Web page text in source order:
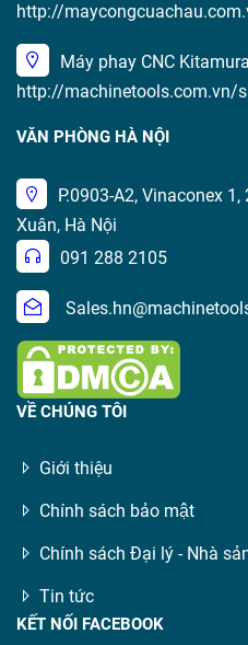
http://
Máy phay CNC
http://machinetools.com.vn/
VĂN PHÒNG HÀ NỘI
P.0903-A2, Vinaconex
Xuân, Hà Nội
091 288 2105
VỀ CHÚNG TÔI
Giới thiệu
Chính sách bảo mật
Chính sách Đại lý - Nhà
Tin tức
KẾT NỐI FACEBOOK